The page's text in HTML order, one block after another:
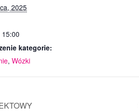
2025
kategorie:
, Wózki